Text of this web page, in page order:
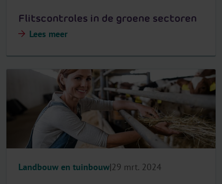
Flitscontroles in de groene sectoren
Lees meer
Landbouw en tuinbouw 29 mrt. 2024